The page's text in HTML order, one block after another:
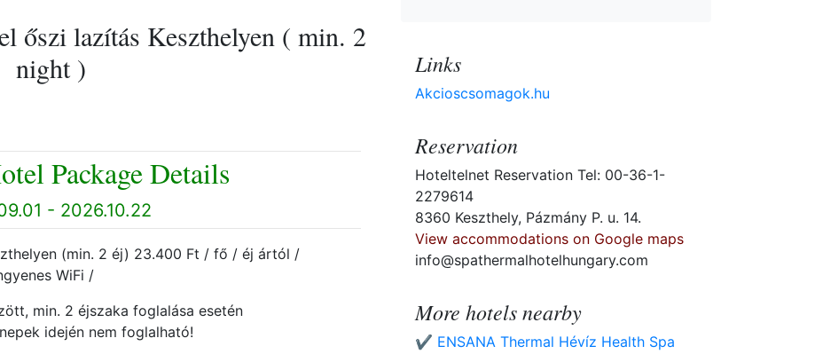
őszi lazítás Keszthelyen ( min. 2
night )
Package Details
- 2026.10.22
(min. 2 éj) 23.400 Ft / fő / éj ártól /
WiFi /
min. 2 éjszaka foglalása esetén
idején nem foglalható!
Links
Akcioscsomagok.hu
Reservation
Hoteltelnet Reservation Tel: 00-36-1-
2279614
8360 Keszthely, Pázmány P. u. 14.
View accommodations on Google maps
info@spathermalhotelhungary.com
More hotels nearby
✔️ ENSANA Thermal Hévíz Health Spa